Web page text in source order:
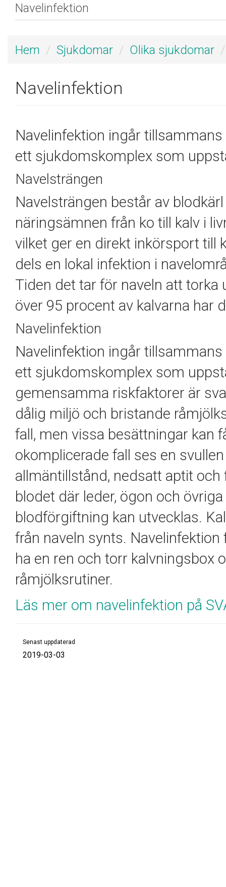
Hem Sjukdomar Olika sjukdomar
Navelinfektion
Navelinfektion ingår
ett sjukdomskomplex som
Navelsträngen
Navelsträngen består av
näringsämnen från ko till kalv i
vilket ger en direkt inkörsport till
dels en lokal infektion i
Tiden det tar för naveln att
över 95 procent av kalvarna har
Navelinfektion
Navelinfektion ingår
ett sjukdomskomplex som
gemensamma riskfaktorer är
dålig miljö och bristande
fall, men vissa besättningar kan
okomplicerade fall ses en
allmäntillstånd, nedsatt aptit och
blodet där leder, ögon och
blodförgiftning kan utvecklas.
från naveln synts.
ha en ren och torr kalvningsbox
råmjölksrutiner.
Läs mer om navelinfektion på
Senast uppdaterad
2019-03-03